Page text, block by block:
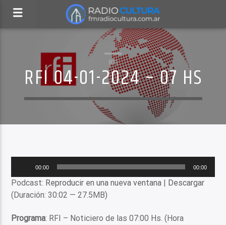
RFI
RFI 04-01-2024 – 07 HS
audio
00:00 00:00
Podcast: Reproducir en una nueva ventana | Descargar
(Duración: 30:02 — 27.5MB)
Programa: RFI – Noticiero de las 07:00 Hs. (Hora